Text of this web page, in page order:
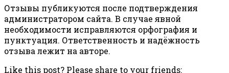
Отзывы публикуются после подтверждения
администратором сайта. В случае явной
необходимости исправляются орфография и
пунктуация. Ответственность и надёжность
отзыва лежит на авторе.
Like this post? Please share to your friends: